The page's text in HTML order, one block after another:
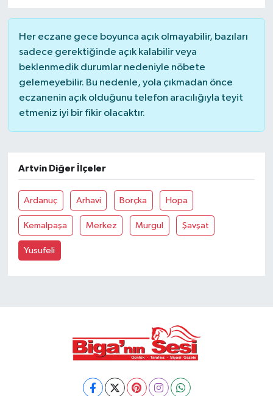
Her eczane gece boyunca açık olmayabilir, bazıları
sadece gerektiğinde açık kalabilir veya
beklenmedik durumlar nedeniyle nöbete
gelemeyebilir. Bu nedenle, yola çıkmadan önce
eczanenin açık olduğunu telefon aracılığıyla teyit
etmeniz iyi bir fikir olacaktır.
Artvin Diğer İlçeler
Ardanuç Arhavi Borçka Hopa
Kemalpaşa Merkez Murgul Şavşat
Yusufeli
Politika
Resmî ilanlar
Sağlık
Spor
Tarım ve Ekonomi
Teknoloji